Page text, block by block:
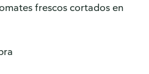
frescos cortados en